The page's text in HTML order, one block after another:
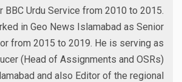
BBC Urdu Service from 2010 to 2015.
in Geo News Islamabad as Senior
from 2015 to 2019. He is serving as
(Head of Assignments and OSRs)
and also Editor of the regional